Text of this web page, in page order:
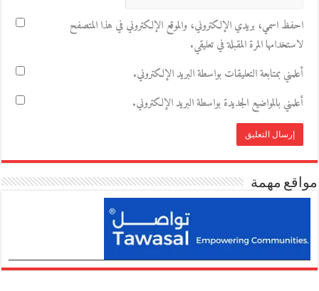
احفظ اسمي، بريدي الإلكتروني، والموقع الإلكتروني في هذا المتصفح
لاستخدامها المرة المقبلة في تعليقي.
أعلمني بمتابعة التعليقات بواسطة البريد الإلكتروني.
أعلمني بالمواضيع الجديدة بواسطة البريد الإلكتروني.
مواقع مهمة